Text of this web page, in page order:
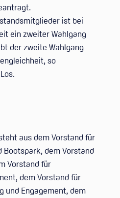
ist bei
ein zweiter Wahlgang
der zweite Wahlgang
so
aus dem Vorstand für
dem Vorstand
Vorstand für
dem Vorstand für
und Engagement, dem